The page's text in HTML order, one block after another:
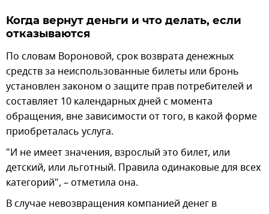
Когда вернут деньги и что делать, если
отказываются
По словам Вороновой, срок возврата денежных
средств за неиспользованные билеты или бронь
установлен законом о защите прав потребителей и
составляет 10 календарных дней с момента
обращения, вне зависимости от того, в какой форме
приобреталась услуга.
"И не имеет значения, взрослый это билет, или
детский, или льготный. Правила одинаковые для всех
категорий", – отметила она.
В случае невозвращения компанией денег в